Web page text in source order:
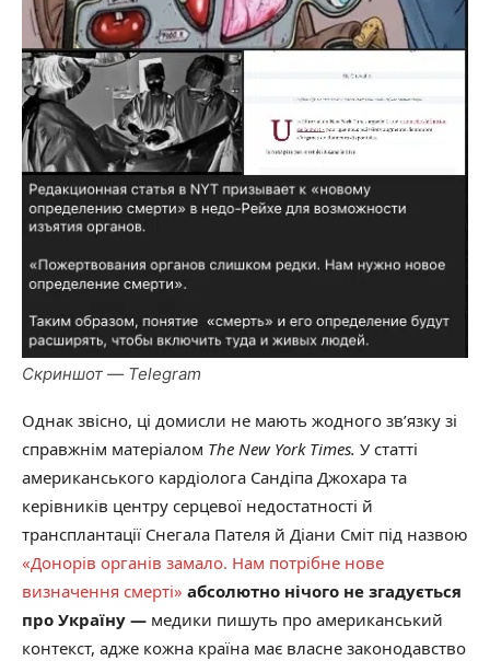
Скриншот — Telegram
Однак звісно, ці домисли не мають жодного зв’язку зі
справжнім матеріалом The New York Times. У статті
американського кардіолога Сандіпа Джохара та
керівників центру серцевої недостатності й
трансплантації Снегала Пателя й Діани Сміт під назвою
«Донорів органів замало. Нам потрібне нове
визначення смерті» абсолютно нічого не згадується
про Україну — медики пишуть про американський
контекст, адже кожна країна має власне законодавство